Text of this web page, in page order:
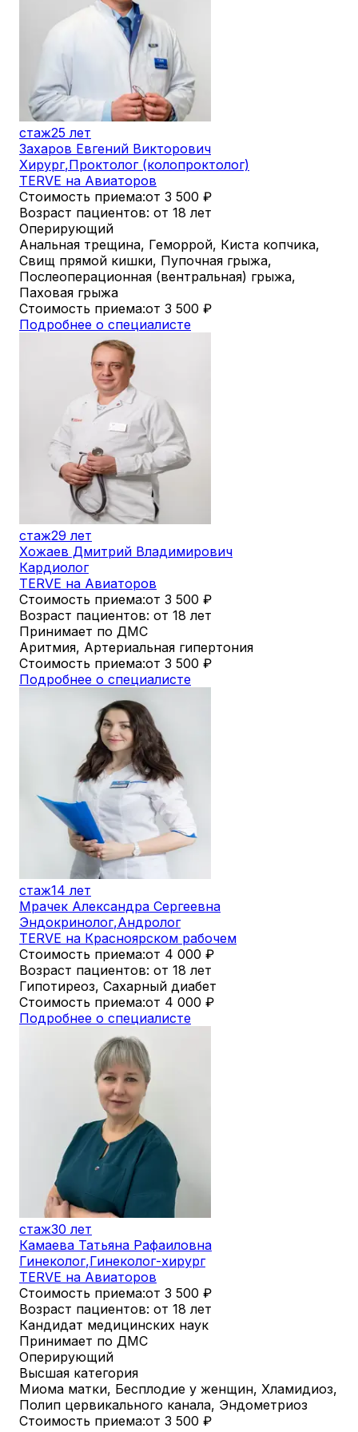
стаж25 лет
Захаров Евгений Викторович
Хирург,Проктолог (колопроктолог)
TERVE на Авиаторов
Стоимость приема:от 3 500 ₽
Возраст пациентов: от 18 лет
Оперирующий
Анальная трещина, Геморрой, Киста копчика,
Свищ прямой кишки, Пупочная грыжа,
Послеоперационная (вентральная) грыжа,
Паховая грыжа
Стоимость приема:от 3 500 ₽
Подробнее о специалисте
стаж29 лет
Хожаев Дмитрий Владимирович
Кардиолог
TERVE на Авиаторов
Стоимость приема:от 3 500 ₽
Возраст пациентов: от 18 лет
Принимает по ДМС
Аритмия, Артериальная гипертония
Стоимость приема:от 3 500 ₽
Подробнее о специалисте
стаж14 лет
Мрачек Александра Сергеевна
Эндокринолог,Андролог
TERVE на Красноярском рабочем
Стоимость приема:от 4 000 ₽
Возраст пациентов: от 18 лет
Гипотиреоз, Сахарный диабет
Стоимость приема:от 4 000 ₽
Подробнее о специалисте
стаж30 лет
Камаева Татьяна Рафаиловна
Гинеколог,Гинеколог-хирург
TERVE на Авиаторов
Стоимость приема:от 3 500 ₽
Возраст пациентов: от 18 лет
Кандидат медицинских наук
Принимает по ДМС
Оперирующий
Высшая категория
Миома матки, Бесплодие у женщин, Хламидиоз,
Полип цервикального канала, Эндометриоз
Стоимость приема:от 3 500 ₽